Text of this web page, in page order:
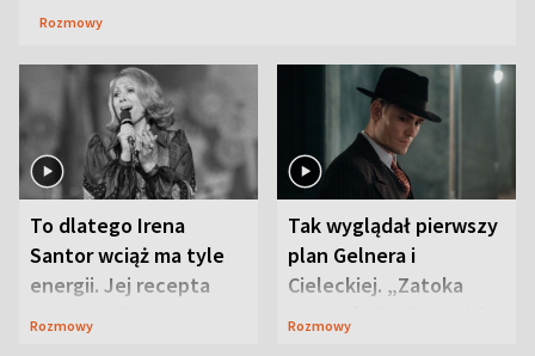
Rozmowy
To dlatego Irena
Santor wciąż ma tyle
energii. Jej recepta
jest zaskakująco
Rozmowy
Tak wyglądał pierwszy
plan Gelnera i
Cieleckiej. „Zatoka
szpiegów” od razu ich
Rozmowy